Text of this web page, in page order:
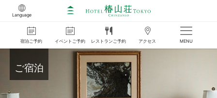
Language
宿泊ご予約 イベント ご予約 レストラン ご予約 アクセス MENU
ご宿泊